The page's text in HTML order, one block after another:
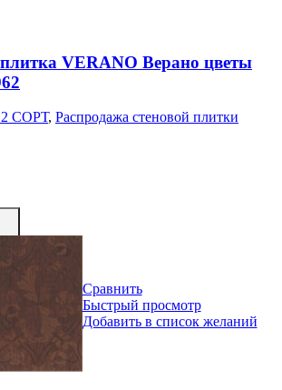
VERANO Верано цветы
СОРТ, Распродажа стеновой плитки
Сравнить
Быстрый просмотр
Добавить в список желаний